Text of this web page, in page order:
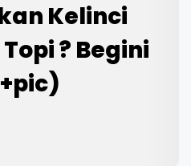
Kelinci
? Begini